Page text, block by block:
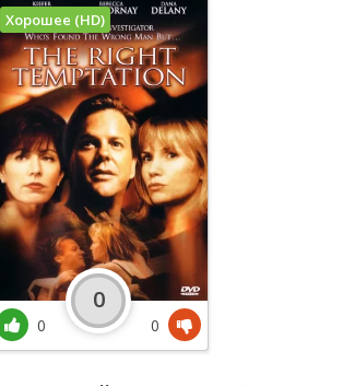
Хорошее (HD)
0
0
0